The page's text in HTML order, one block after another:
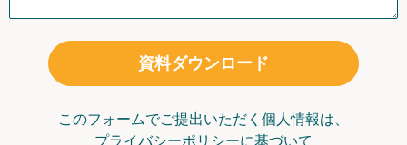
資料ダウンロード
このフォームでご提出いただく個人情報は、
プライバシーポリシーに基づいて